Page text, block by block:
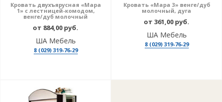
Кровать двухъярусная «Мара
1» с лестницей-комодом,
венге/дуб молочный
от 884,00 руб.
ША Мебель
8 (029) 319-76-29
Кровать «Мара 3» венге/дуб
молочный, дуга
от 361,00 руб.
ША Мебель
8 (029) 319-76-29